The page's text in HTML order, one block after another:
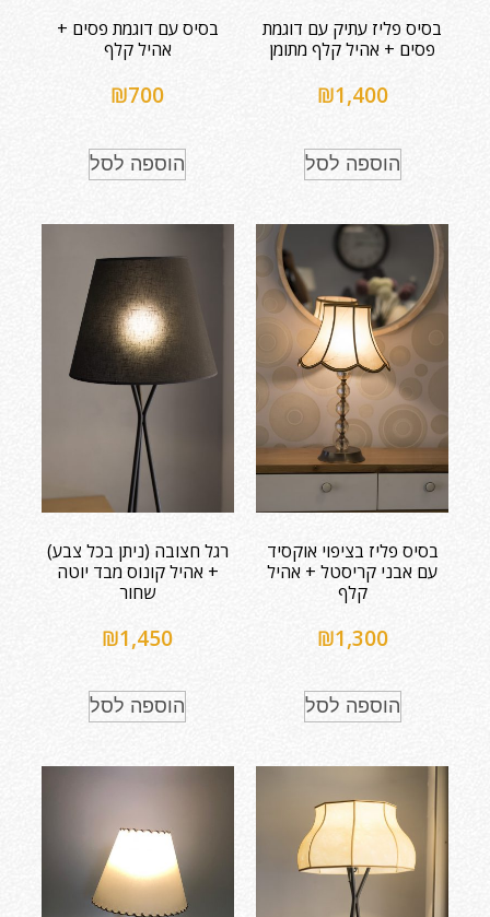
בסיס פליז עתיק עם דוגמת
פסים + אהיל קלף מתומן
₪1,400
הוספה לסל
בסיס עם דוגמת פסים +
אהיל קלף
₪700
הוספה לסל
בסיס פליז בציפוי אוקסיד
עם אבני קריסטל + אהיל
קלף
₪1,300
הוספה לסל
רגל חצובה (ניתן בכל צבע)
+ אהיל קונוס מבד יוטה
שחור
₪1,450
הוספה לסל